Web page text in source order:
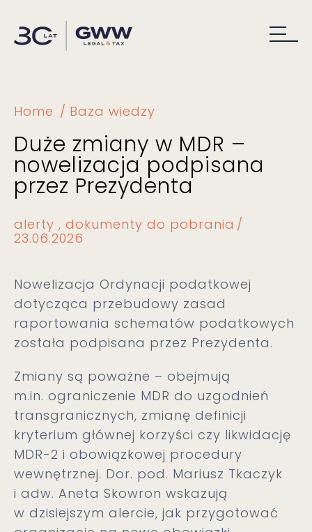
Home Baza wiedzy
Duże zmiany w MDR –
nowelizacja podpisana
przez Prezydenta
alerty
dokumenty do pobrania
23.06.2026
Nowelizacja Ordynacji podatkowej
dotycząca przebudowy zasad
raportowania schematów podatkowych
została podpisana przez Prezydenta.
Zmiany są poważne – obejmują
m.in. ograniczenie MDR do uzgodnień
transgranicznych, zmianę definicji
kryterium głównej korzyści czy likwidację
MDR-2 i obowiązkowej procedury
wewnętrznej. Dor. pod. Mariusz Tkaczyk
i adw. Aneta Skowron wskazują
w dzisiejszym alercie, jak przygotować